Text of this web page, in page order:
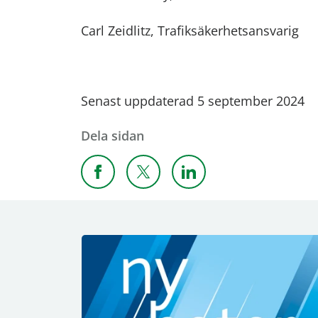
Carl Zeidlitz, Trafiksäkerhetsansvarig
Senast uppdaterad 5 september 2024
Dela sidan
Dela sidan på Facebook
Dela sidan på XDela sidan på